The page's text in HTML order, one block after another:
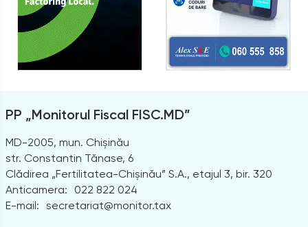
PP „Monitorul Fiscal FISC.MD”
MD-2005, mun. Chișinău
str. Constantin Tănase, 6
Clădirea „Fertilitatea-Chișinău” S.A., etajul 3, bir. 320
Anticamera:
022 822 024
E-mail: secretariat@monitor.tax